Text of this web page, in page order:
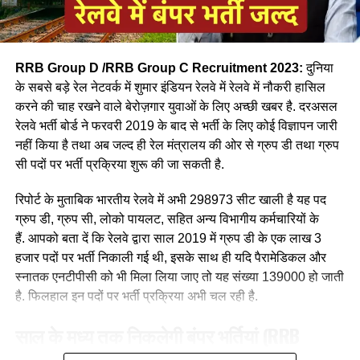
आपने अमूमन पुरुषों को ही रेल चलाते हुए देखा होगा लेकिन माथे पर लाल
बिंदी, भरी हुई मांग और हाथ में लाल चूड़ी पहने हुए महिला लोकों पायलेट
नीलम राथल रेल में सवार हजारों यात्रियों को सुरक्षित गंतव्य पहुंचाने की
रेलवे की सीनियर असिस्टेंट लोको पायलट नीलम बताती है कि जब वे
पेसीजर ट्रेन चलाती है तो कई लोग उन्हें देख कर हेरान रह जाते है कुछ
लड़कीया उन्हे देखकर काफी खुश भी होती है कि एक महिला ट्रेन चल रही
है।
RRB Group D /RRB Group C Recruitment 2023:दुनिया
के सबसे बड़े रेल नेटवर्क में शुमार इंडियन रेलवे में रेलवे में नौकरी हासिल
करने की चाह रखने वाले बेरोज़गार युवाओं के लिए अच्छी खबर है. दरअसल
रेलवे भर्ती बोर्ड ने फरवरी 2019 के बाद से भर्ती के लिए कोई विज्ञापन जारी
नहीं किया है तथा अब जल्द ही रेल मंत्रालय की ओर से ग्रुप डी तथा ग्रुप
सी पदों पर भर्ती प्रक्रिया शुरू की जा सकती है.
रिपोर्ट के मुताबिक भारतीय रेलवे में अभी 298973 सीट खाली है यह पद
ग्रुप डी, ग्रुप सी, लोको पायलट, सहित अन्य विभागीय कर्मचारियों के
हैं. आपको बता दें कि रेलवे द्वारा साल 2019 में ग्रुप डी के एक लाख 3
हजार पदों पर भर्ती निकाली गई थी, इसके साथ ही यदि पैरामेडिकल और
स्नातक एनटीपीसी को भी मिला लिया जाए तो यह संख्या 139000 हो जाती
है. फिलहाल इन पदों पर भर्ती प्रक्रिया अभी चल रही है.